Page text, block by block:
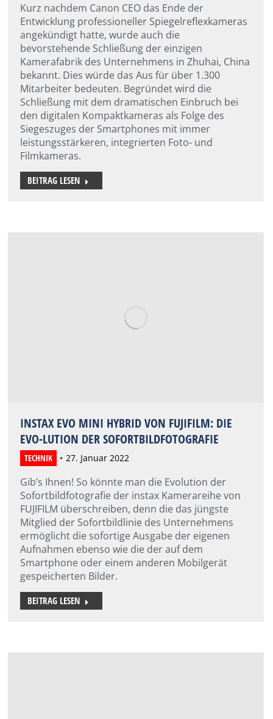
Kurz nachdem Canon CEO das Ende der
Entwicklung professioneller Spiegelreflexkameras
angekündigt hatte, wurde auch die
bevorstehende Schließung der einzigen
Kamerafabrik des Unternehmens in Zhuhai, China
bekannt. Dies würde das Aus für über 1.300
Mitarbeiter bedeuten. Begründet wird die
Schließung mit dem dramatischen Einbruch bei
den digitalen Kompaktkameras als Folge des
Siegeszuges der Smartphones mit immer
leistungsstärkeren, integrierten Foto- und
Filmkameras.
BEITRAG LESEN
INSTAX EVO MINI HYBRID VON FUJIFILM: DIE
EVO-LUTION DER SOFORTBILDFOTOGRAFIE
TECHNIK 27. Januar 2022
Gib’s Ihnen! So könnte man die Evolution der
Sofortbildfotografie der instax Kamerareihe von
FUJIFILM überschreiben, denn die das jüngste
Mitglied der Sofortbildlinie des Unternehmens
ermöglicht die sofortige Ausgabe der eigenen
Aufnahmen ebenso wie die der auf dem
Smartphone oder einem anderen Mobilgerät
gespeicherten Bilder.
BEITRAG LESEN